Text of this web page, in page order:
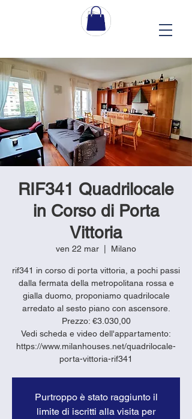
RIF341 Quadrilocale
in Corso di Porta
Vittoria
ven 22 mar Milano
rif341 in corso di porta vittoria, a pochi passi
dalla fermata della metropolitana rossa e
gialla duomo, proponiamo quadrilocale
arredato al sesto piano con ascensore.
Prezzo: €3.030,00
Vedi scheda e video dell'appartamento:
https://www.milanhouses.net/quadrilocale-
porta-vittoria-rif341
Purtroppo è stato raggiunto il
limite di iscritti alla visita per